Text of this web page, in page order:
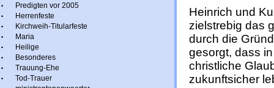
Predigten vor 2005
Herrenfeste
Kirchweih-Titularfeste
Maria
Heilige
Besonderes
Trauung-Ehe
Tod-Trauer
Heinrich und
zielstrebig das
durch die
gesorgt, dass
christliche
zukunftsicher